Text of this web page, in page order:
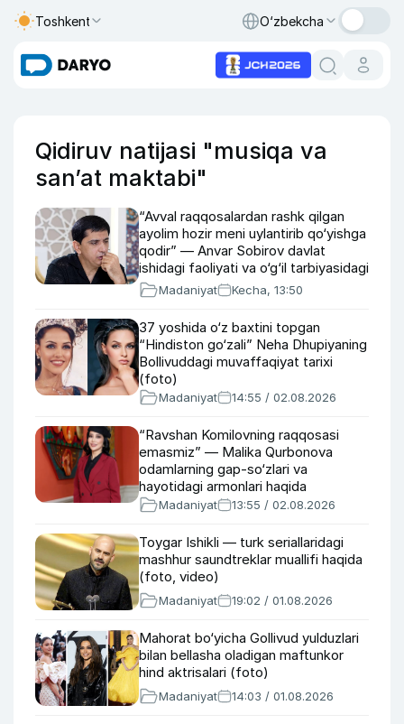
Toshkent O‘zbekcha
Qidiruv natijasi "musiqa va
san’at maktabi"
“Avval raqqosalardan rashk qilgan
ayolim hozir meni uylantirib qo‘yishga
qodir” — Anvar Sobirov davlat
ishidagi faoliyati va o‘g‘il tarbiyasidagi
xatosi haqida gapirdi
Madaniyat Kecha, 13:50
37 yoshida o‘z baxtini topgan
“Hindiston go‘zali” Neha Dhupiyaning
Bollivuddagi muvaffaqiyat tarixi
(foto)
Madaniyat 14:55 / 02.08.2026
“Ravshan Komilovning raqqosasi
emasmiz” — Malika Qurbonova
odamlarning gap-so‘zlari va
hayotidagi armonlari haqida
Madaniyat 13:55 / 02.08.2026
Toygar Ishikli — turk seriallaridagi
mashhur saundtreklar muallifi haqida
(foto, video)
Madaniyat 19:02 / 01.08.2026
Mahorat bo‘yicha Gollivud yulduzlari
bilan bellasha oladigan maftunkor
hind aktrisalari (foto)
Madaniyat 14:03 / 01.08.2026